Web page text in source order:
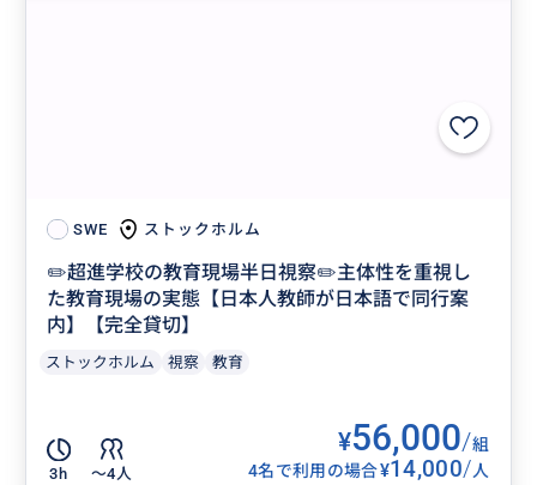
SWE ストックホルム
✏️超進学校の教育現場半日視察✏️主体性を重視し
た教育現場の実態【日本人教師が日本語で同行案
内】【完全貸切】
ストックホルム 視察 教育
3h 〜4人
¥56,000/組
4名で利用の場合¥14,000/人